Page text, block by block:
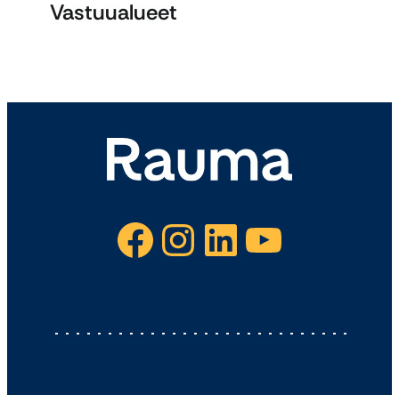
Vastuualueet
Facebook Instagram LinkedIn YouTube